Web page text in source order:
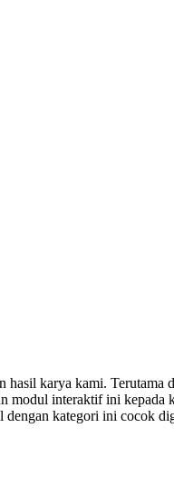
karya kami. Terutama
interaktif ini kepada
kategori ini cocok